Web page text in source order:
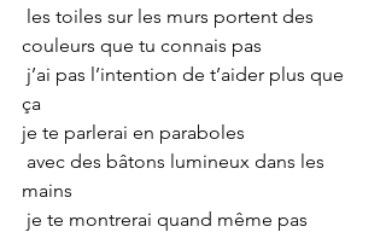
couleurs que tu connais pas
ça
je te parlerai en paraboles
mains